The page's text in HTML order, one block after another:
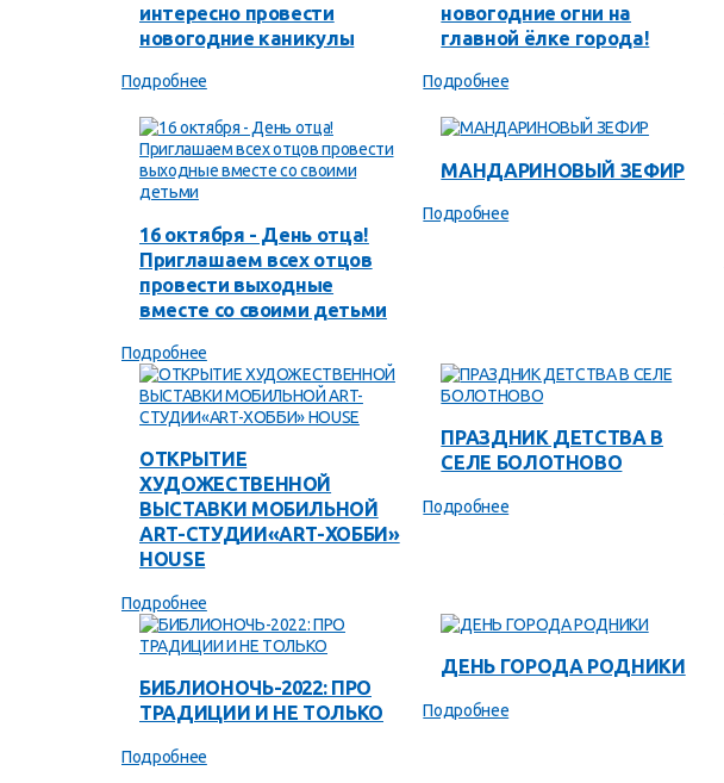
интересно провести
новогодние каникулы
Подробнее
новогодние огни на
главной ёлке города!
Подробнее
16 октября - День отца!
Приглашаем всех отцов
провести выходные
вместе со своими детьми
Подробнее
МАНДАРИНОВЫЙ ЗЕФИР
Подробнее
ОТКРЫТИЕ
ХУДОЖЕСТВЕННОЙ
ВЫСТАВКИ МОБИЛЬНОЙ
ART-СТУДИИ«ART-ХОББИ»
HOUSE
Подробнее
ПРАЗДНИК ДЕТСТВА В
СЕЛЕ БОЛОТНОВО
Подробнее
БИБЛИОНОЧЬ-2022: ПРО
ТРАДИЦИИ И НЕ ТОЛЬКО
Подробнее
ДЕНЬ ГОРОДА РОДНИКИ
Подробнее